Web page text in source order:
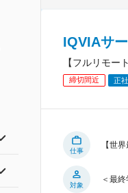
IQVIAサ
【フルリモ
締切間近 正
仕事
【世
対象
＜最